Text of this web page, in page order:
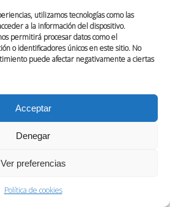
utilizamos tecnologías como las
a la información del dispositivo.
permitirá procesar datos como el
o identificadores únicos en este sitio. No
puede afectar negativamente a ciertas
Acceptar
Denegar
Ver preferencias
Política de cookies